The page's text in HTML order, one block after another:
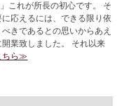
これが所長の初心です。 そ
応えるには、できる限り依
きであるとの思いからあえ
業致しました。 それ以来
ちら≫